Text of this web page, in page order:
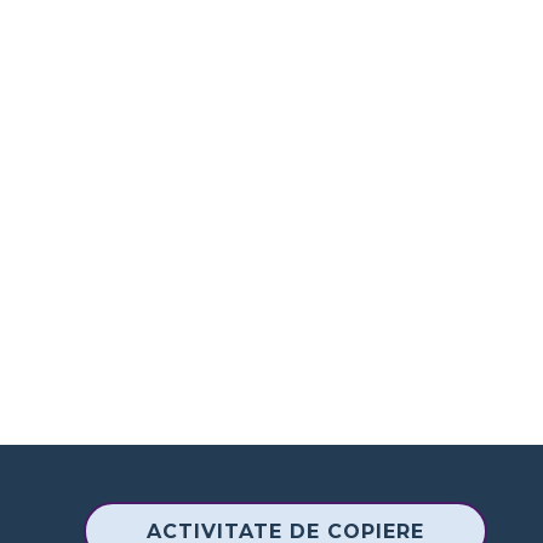
ACTIVITATE DE COPIERE